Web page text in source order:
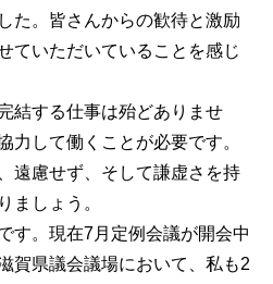
た。皆さんからの歓待と激励
ていただいていることを感じ
結する仕事は殆どありませ
力して働くことが必要です。
遠慮せず、そして謙虚さを持
ましょう。
す。現在7月定例会議が開会中
賀県議会議場において、私も2